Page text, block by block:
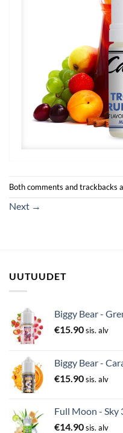
Both comments and trackbacks
Next →
UUTUUDET
Biggy Bear -
€15.90sis. alv
Biggy Bear -
€15.90sis. alv
Full Moon - Sky
€14.90sis. alv